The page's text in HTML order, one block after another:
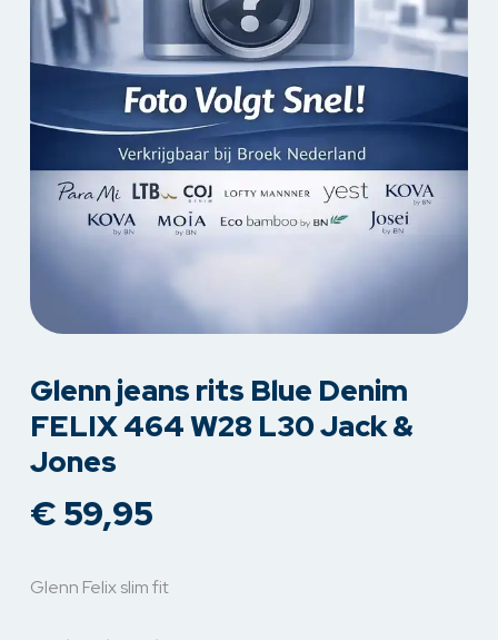
Glenn jeans rits Blue Denim
FELIX 464 W28 L30 Jack &
Jones
€ 59,95
Glenn Felix slim fit